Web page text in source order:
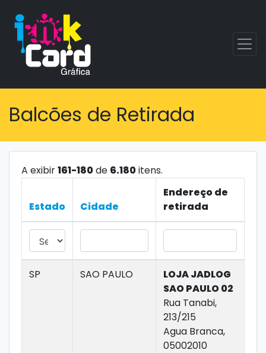
Balcões de Retirada
A exibir161-180de 6.180itens.
Estado Cidade
Endereço de
retirada
SP SAO PAULO
LOJA JADLOG
SAO PAULO 02
Rua Tanabi,
213/215
Agua Branca,
05002010